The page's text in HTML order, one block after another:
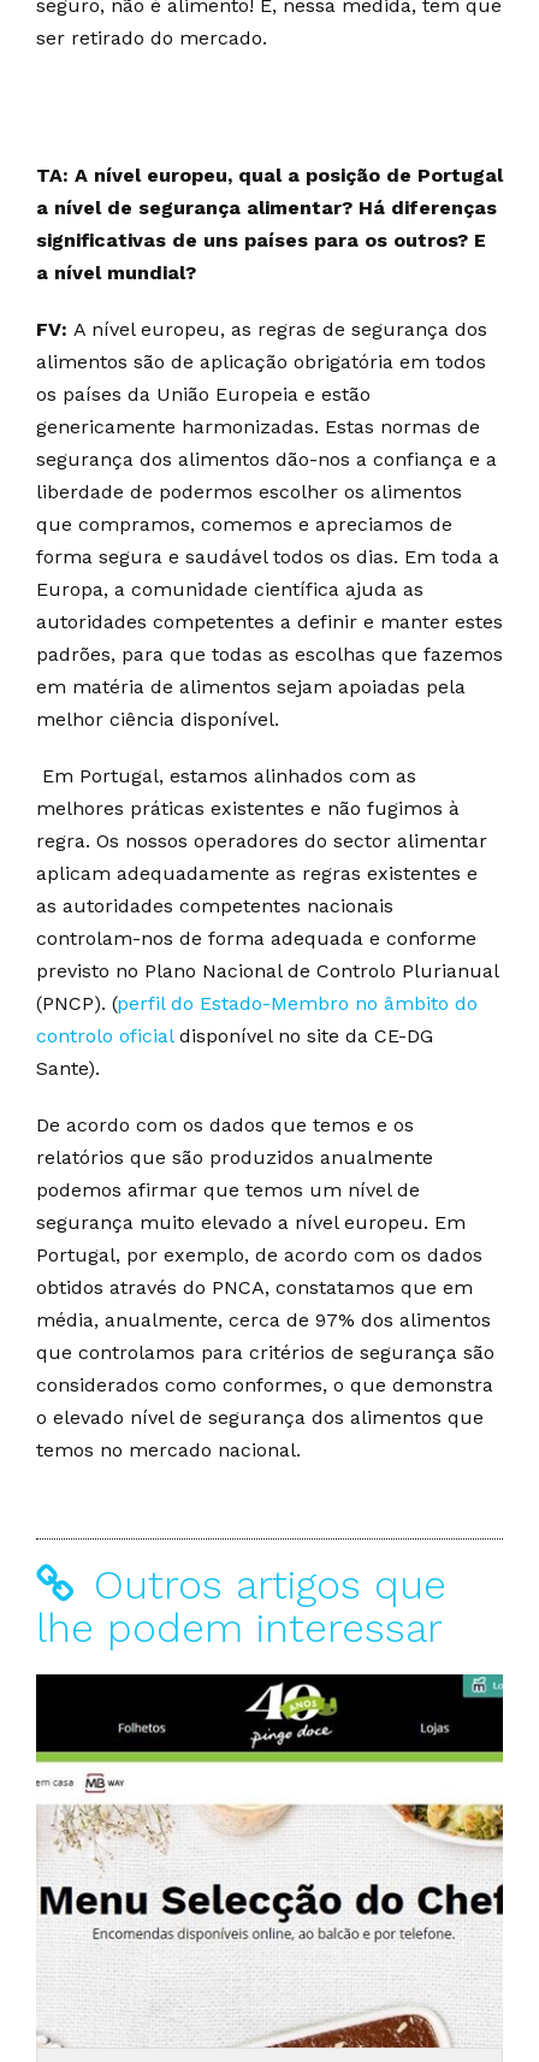
seguro, não é alimento! E, nessa medida, tem que
ser retirado do mercado.
TA: A nível europeu, qual a posição de Portugal
a nível de segurança alimentar? Há diferenças
significativas de uns países para os outros? E
a nível mundial?
FV: A nível europeu, as regras de segurança dos
alimentos são de aplicação obrigatória em todos
os países da União Europeia e estão
genericamente harmonizadas. Estas normas de
segurança dos alimentos dão-nos a confiança e a
liberdade de podermos escolher os alimentos
que compramos, comemos e apreciamos de
forma segura e saudável todos os dias. Em toda a
Europa, a comunidade científica ajuda as
autoridades competentes a definir e manter estes
padrões, para que todas as escolhas que fazemos
em matéria de alimentos sejam apoiadas pela
melhor ciência disponível.
Em Portugal, estamos alinhados com as
melhores práticas existentes e não fugimos à
regra. Os nossos operadores do sector alimentar
aplicam adequadamente as regras existentes e
as autoridades competentes nacionais
controlam-nos de forma adequada e conforme
previsto no Plano Nacional de Controlo Plurianual
(PNCP). (perfil do Estado-Membro no âmbito do
controlo oficialdisponível no site da CE-DG
Sante).
De acordo com os dados que temos e os
relatórios que são produzidos anualmente
podemos afirmar que temos um nível de
segurança muito elevado a nível europeu. Em
Portugal, por exemplo, de acordo com os dados
obtidos através do PNCA, constatamos que em
média, anualmente, cerca de 97% dos alimentos
que controlamos para critérios de segurança são
considerados como conformes, o que demonstra
o elevado nível de segurança dos alimentos que
temos no mercado nacional.
Outros artigos que
lhe podem interessar